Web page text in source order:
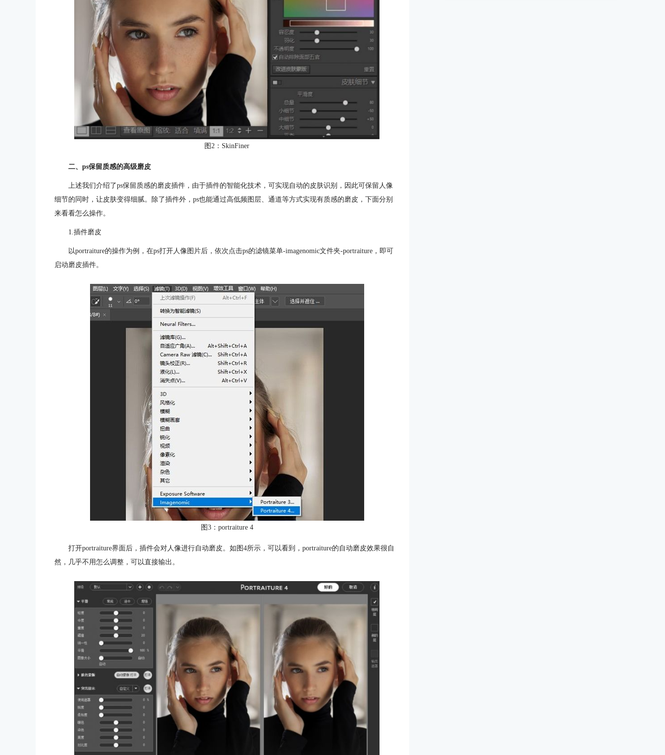
图2：SkinFiner
二、ps保留质感的高级磨皮
上述我们介绍了ps保留质感的磨皮插件，由于插件的智能化技术，可实现自动的皮肤识别，因此可保留人像
细节的同时，让皮肤变得细腻。除了插件外，ps也能通过高低频图层、通道等方式实现有质感的磨皮，下面分别
来看看怎么操作。
1.插件磨皮
以portraiture的操作为例，在ps打开人像图片后，依次点击ps的滤镜菜单-imagenomic文件夹-portraiture，即可
启动磨皮插件。
图3：portraiture 4
打开portraiture界面后，插件会对人像进行自动磨皮。如图4所示，可以看到，portraiture的自动磨皮效果很自
然，几乎不用怎么调整，可以直接输出。